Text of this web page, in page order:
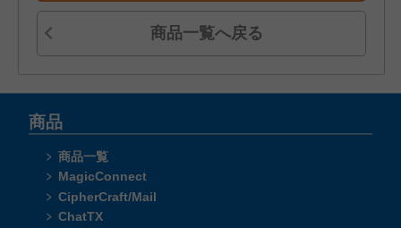
商品一覧へ戻る
商品
商品一覧
MagicConnect
CipherCraft/Mail
ChatTX